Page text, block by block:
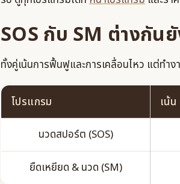
SOS กับ SM ต่างกัน
ทั้งคู่เน้นการฟื้นฟูและการเคลื่อนไหว แต่ทำง
โปรแกรม เน้น
นวดสปอร์ต (SOS)
ยืดเหยียด & นวด (SM)